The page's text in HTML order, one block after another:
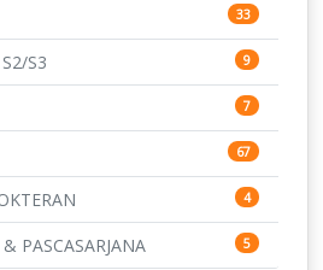
14
14
15
219
11
134
33
S3 9
7
67
4
PASCASARJANA 5